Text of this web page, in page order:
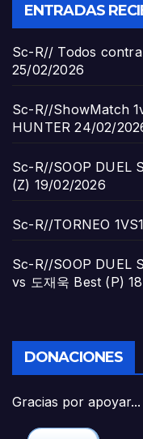
ENTRADAS
Sc-R// Todos
25/02/2026
Sc-R//ShowMatch
HUNTER 24/02/
Sc-R//SOOP DUEL
(Z) 19/02/2026
Sc-R//TORNEO
Sc-R//SOOP DUEL
vs 도재욱 Best (P)
DONACIONES
Gracias por apoyar...